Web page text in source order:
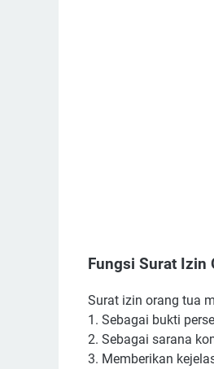
Fungsi Surat Izin
Surat izin orang tua
1. Sebagai bukti
2. Sebagai sarana
3. Memberikan